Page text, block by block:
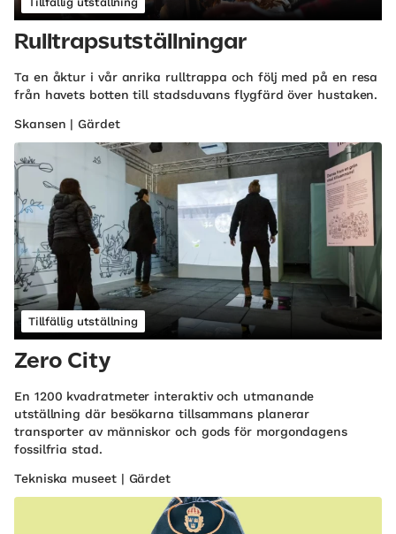
Rulltrapsutställningar
Ta en åktur i vår anrika rulltrappa och följ med på en resa
från havets botten till stadsduvans flygfärd över hustaken.
Skansen | Gärdet
Tillfällig utställning
Zero City
En 1200 kvadratmeter interaktiv och utmanande
utställning där besökarna tillsammans planerar
transporter av människor och gods för morgondagens
fossilfria stad.
Tekniska museet | Gärdet